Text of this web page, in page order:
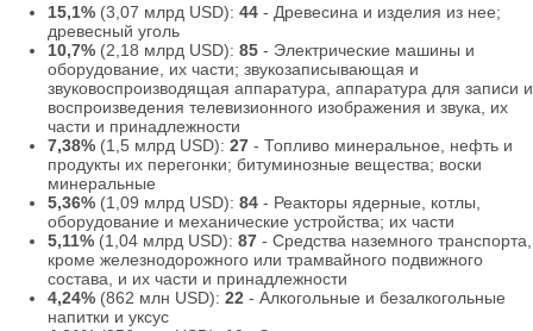
15,1% (3,07 млрд USD): 44 - Древесина и изделия из нее;
древесный уголь
10,7% (2,18 млрд USD): 85 - Электрические машины и
оборудование, их части; звукозаписывающая и
звуковоспроизводящая аппаратура, аппаратура для записи и
воспроизведения телевизионного изображения и звука, их
части и принадлежности
7,38% (1,5 млрд USD): 27 - Топливо минеральное, нефть и
продукты их перегонки; битуминозные вещества; воски
минеральные
5,36% (1,09 млрд USD): 84 - Реакторы ядерные, котлы,
оборудование и механические устройства; их части
5,11% (1,04 млрд USD): 87 - Средства наземного транспорта,
кроме железнодорожного или трамвайного подвижного
состава, и их части и принадлежности
4,24% (862 млн USD): 22 - Алкогольные и безалкогольные
напитки и уксус